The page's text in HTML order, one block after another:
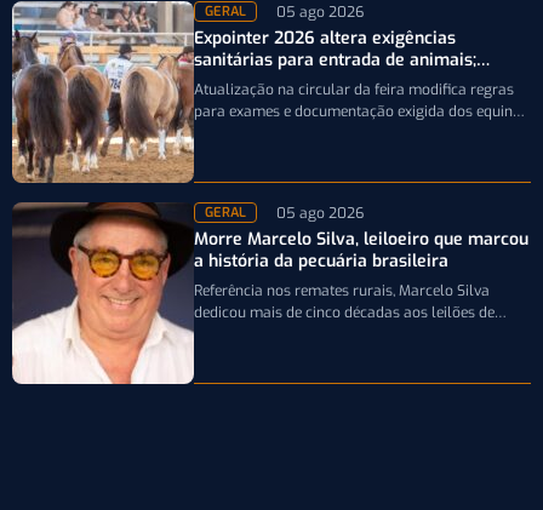
GERAL 05 ago 2026
Expointer 2026 altera exigências
sanitárias para entrada de animais;
entenda
Atualização na circular da feira modifica regras
para exames e documentação exigida dos equinos
GERAL 05 ago 2026
Morre Marcelo Silva, leiloeiro que marcou
a história da pecuária brasileira
Referência nos remates rurais, Marcelo Silva
dedicou mais de cinco décadas aos leilões de